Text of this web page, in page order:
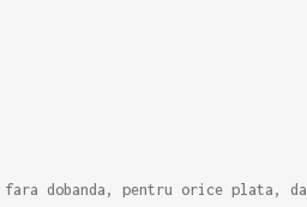
fara dobanda, pentru orice plata,